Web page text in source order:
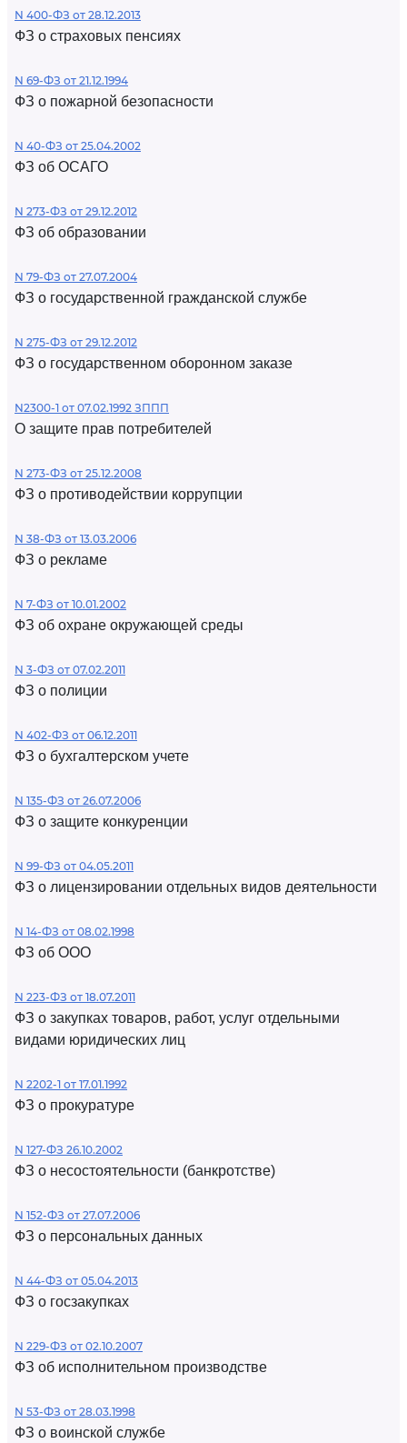
N 400-ФЗ от 28.12.2013
ФЗ о страховых пенсиях
N 69-ФЗ от 21.12.1994
ФЗ о пожарной безопасности
N 40-ФЗ от 25.04.2002
ФЗ об ОСАГО
N 273-ФЗ от 29.12.2012
ФЗ об образовании
N 79-ФЗ от 27.07.2004
ФЗ о государственной гражданской службе
N 275-ФЗ от 29.12.2012
ФЗ о государственном оборонном заказе
N2300-1 от 07.02.1992 ЗППП
О защите прав потребителей
N 273-ФЗ от 25.12.2008
ФЗ о противодействии коррупции
N 38-ФЗ от 13.03.2006
ФЗ о рекламе
N 7-ФЗ от 10.01.2002
ФЗ об охране окружающей среды
N 3-ФЗ от 07.02.2011
ФЗ о полиции
N 402-ФЗ от 06.12.2011
ФЗ о бухгалтерском учете
N 135-ФЗ от 26.07.2006
ФЗ о защите конкуренции
N 99-ФЗ от 04.05.2011
ФЗ о лицензировании отдельных видов деятельности
N 14-ФЗ от 08.02.1998
ФЗ об ООО
N 223-ФЗ от 18.07.2011
ФЗ о закупках товаров, работ, услуг отдельными
видами юридических лиц
N 2202-1 от 17.01.1992
ФЗ о прокуратуре
N 127-ФЗ 26.10.2002
ФЗ о несостоятельности (банкротстве)
N 152-ФЗ от 27.07.2006
ФЗ о персональных данных
N 44-ФЗ от 05.04.2013
ФЗ о госзакупках
N 229-ФЗ от 02.10.2007
ФЗ об исполнительном производстве
N 53-ФЗ от 28.03.1998
ФЗ о воинской службе